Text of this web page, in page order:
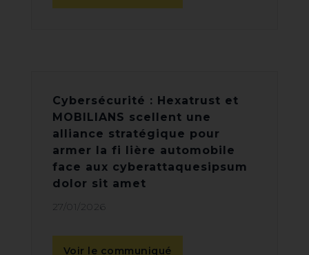
Cybersécurité : Hexatrust et
MOBILIANS scellent une
alliance stratégique pour
armer la fi lière automobile
face aux cyberattaquesipsum
dolor sit amet
27/01/2026
Voir le communiqué